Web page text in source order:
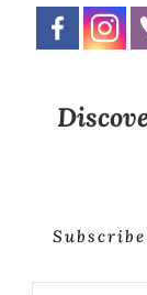
Type your email…